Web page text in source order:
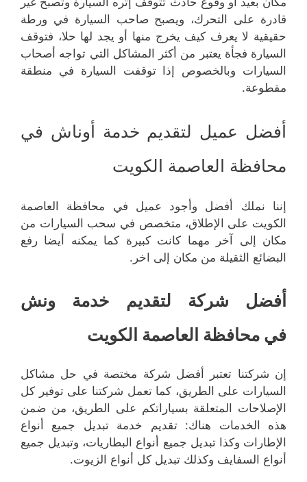
قادرة على التحرك، ويصبح صاحب السيارة في ورطة
حقيقية لا يعرف كيف يخرج منها أو يجد لها حلا، فتوقف
السيارة فجأة يعتبر من أكثر المشاكل التي تواجه أصحاب
السيارات وبالخصوص إذا توقفت السيارة في منطقة
مقطوعة.
أفضل عميل لتقديم خدمة أوناش في
محافظة العاصمة الكويت
إننا نملك أفضل وأجود عميل في محافظة العاصمة
الكويت على الإطلاق، متخصص في سحب السيارات من
مكان إلى آخر مهما كانت كبيرة كما يمكنه أيضا رفع
البضائع الثقيلة من مكان إلى اخر.
أفضل شركة لتقديم خدمة ونش
في محافظة العاصمة الكويت
إن شركتنا تعتبر أفضل شركة مختصة في حل مشاكل
السيارات على الطريق، كما تعمل شركتنا على توفير كل
الإصلاحات المتعلقة بسياراتكم على الطريق، من ضمن
هذه الخدمات هناك: تقديم خدمة تبديل جميع أنواع
الإطارات وكذا تبديل جميع أنواع البطاريات، وتبديل جميع
أنواع السفايف وكذلك تبديل كل أنواع الزيوت.